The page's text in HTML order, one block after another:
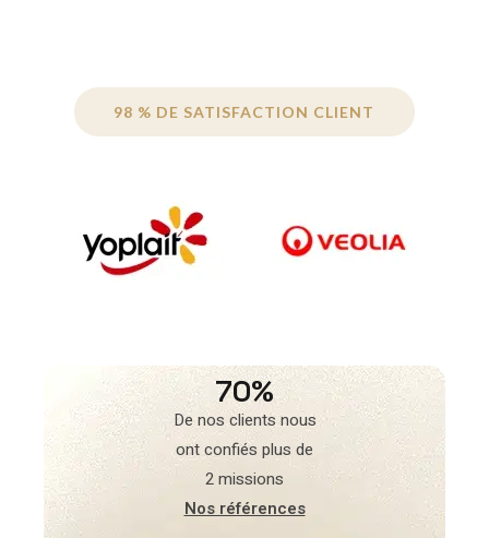
98 % DE SATISFACTION CLIENT
70%
De nos clients nous
ont confiés plus de
2 missions
Nos références